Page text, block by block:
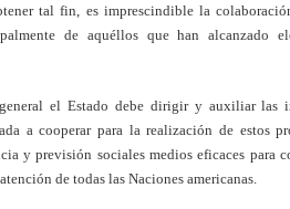
tal fin, es imprescindible la
de aquéllos que han alcanzado
el Estado debe dirigir y auxiliar las
a cooperar para la realización de estos
y previsión sociales medios eficaces para
de todas las Naciones americanas.